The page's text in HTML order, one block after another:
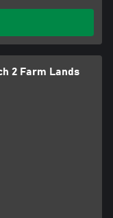
2 Farm Lands